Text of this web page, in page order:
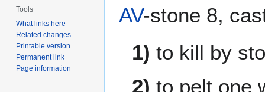
AV-stone 8,
1) to kill by
2) to pelt one
Tools
What links here
Related changes
Printable version
Permanent link
Page information